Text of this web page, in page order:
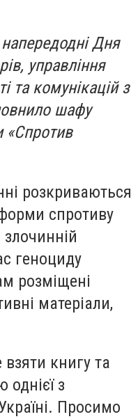
Дня
управління
та комунікацій з
шафу
«Спротив
розкриваються
спротиву
геноциду
розміщені
матеріали,
книгу та
однієї з
Просимо